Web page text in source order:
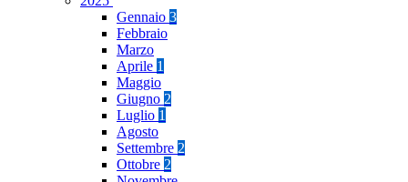
Gennaio 3
Febbraio
Marzo
Aprile 1
Maggio
Giugno 2
Luglio 1
Agosto
Settembre 2
Ottobre 2